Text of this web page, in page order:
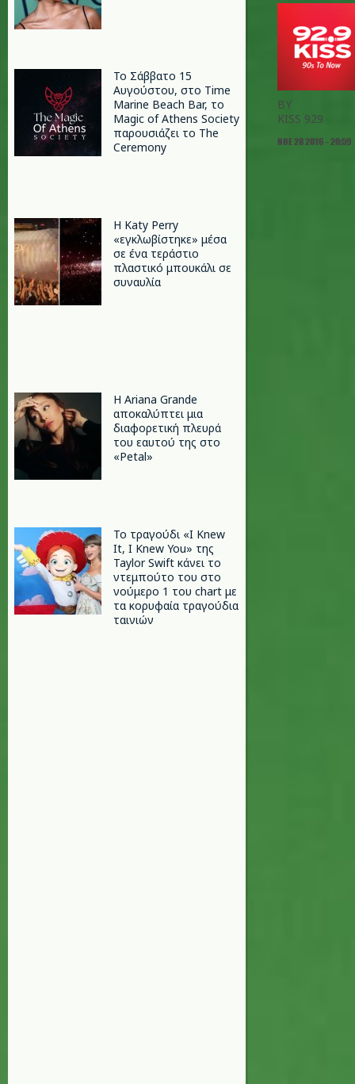
Το Σάββατο 15
Αυγούστου, στο Time
Marine Beach Bar, το
Magic of Athens Society
παρουσιάζει το The
Ceremony
H Katy Perry
«εγκλωβίστηκε» μέσα
σε ένα τεράστιο
πλαστικό μπουκάλι σε
συναυλία
Η Ariana Grande
αποκαλύπτει μια
διαφορετική πλευρά
του εαυτού της στο
«Petal»
Το τραγούδι «I Knew
It, I Knew You» της
Taylor Swift κάνει το
ντεμπούτο του στο
νούμερο 1 του chart με
τα κορυφαία τραγούδια
ταινιών
BY
KISS 929
ΝΟΕ 28 2016 - 20:59